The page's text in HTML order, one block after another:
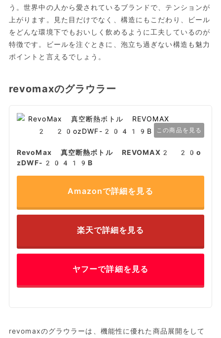
う。世界中の人から愛されているブランドで、テンションが
上がります。見た目だけでなく、構造にもこだわり、ビール
をどんな環境下でもおいしく飲めるように工夫しているのが
特徴です。ビールを注ぐときに、泡立ち過ぎない構造も魅力
ポイントと言えるでしょう。
revomaxのグラウラー
この商品を見る
RevoMax 真空断熱ボトル REVOMAX2 20o
zDWF-20419B
Amazonで詳細を見る
楽天で詳細を見る
ヤフーで詳細を見る
revomaxのグラウラーは、機能性に優れた商品展開をして